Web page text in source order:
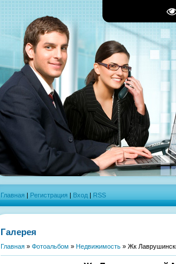
Главная | Регистрация | Вход | RSS
Галерея
Главная » Фотоальбом » Недвижимость » Жк